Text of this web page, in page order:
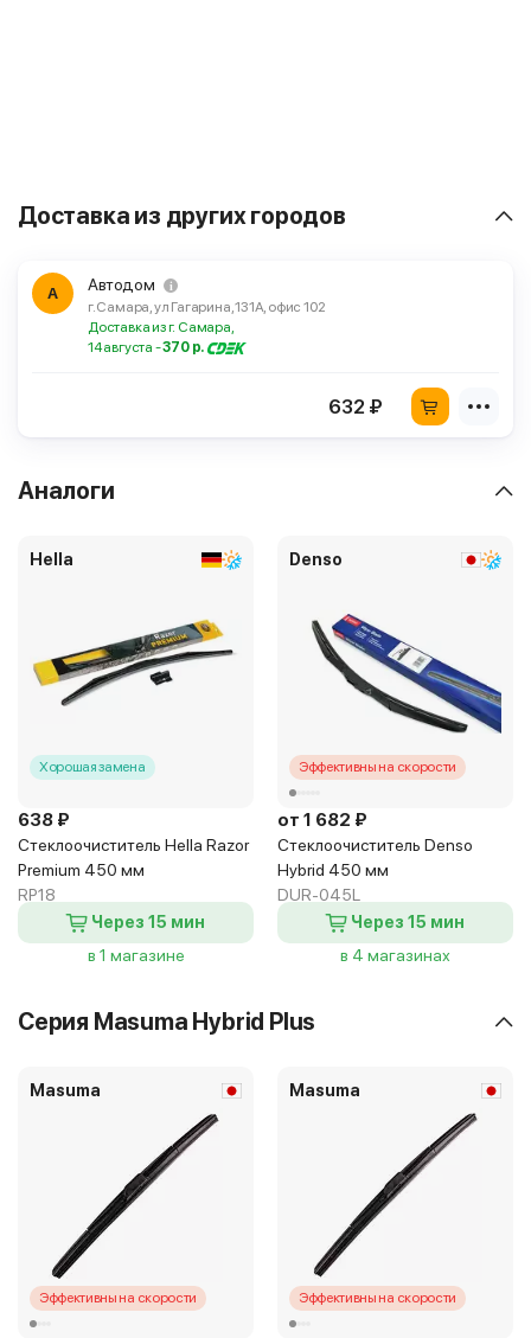
Доставка из других городов
А Автодом
г. Самара, ул Гагарина, 131А, офис 102
Доставка из г. Самара,
14 августа -370 р.
632 ₽
Аналоги
Hella
Хорошая замена
638 ₽
Стеклоочиститель Hella Razor
Premium 450 мм
RP18
Через 15 мин
в 1 магазине
Denso
Эффективны на скорости
от 1 682 ₽
Стеклоочиститель Denso
Hybrid 450 мм
DUR-045L
Через 15 мин
в 4 магазинах
Серия Masuma Hybrid Plus
Masuma
Эффективны на скорости
Masuma
Эффективны на скорости